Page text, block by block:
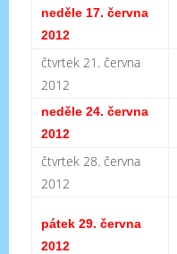
neděle 17. června
2012
čtvrtek 21. června
2012
neděle 24. června
2012
čtvrtek 28. června
2012
pátek 29. června
2012